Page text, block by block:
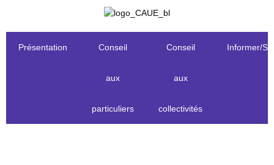
Présentation Conseil
aux
particuliers
Conseil
aux
collectivités
Informer/